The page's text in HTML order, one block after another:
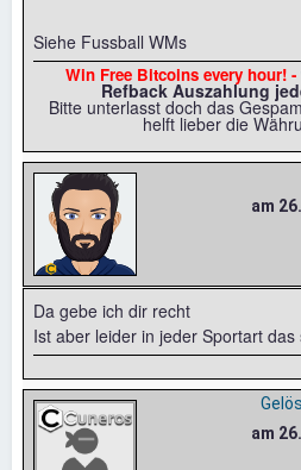
Siehe Fussball WMs
Win Free Bitcoins every hour! -
Refback Auszahlung
Bitte unterlasst doch das
helft lieber die
am
Da gebe ich dir recht
Ist aber leider in jeder Sportart das
am